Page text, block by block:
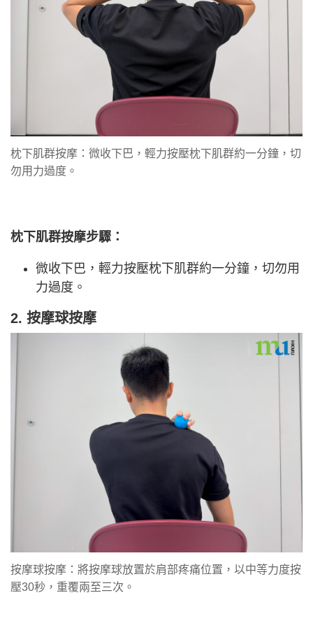
枕下肌群按摩：微收下巴，輕力按壓枕下肌群約一分鐘，切
勿用力過度。
枕下肌群按摩步驟：
微收下巴，輕力按壓枕下肌群約一分鐘，切勿用
力過度。
2. 按摩球按摩
按摩球按摩：將按摩球放置於肩部疼痛位置，以中等力度按
壓30秒，重覆兩至三次。